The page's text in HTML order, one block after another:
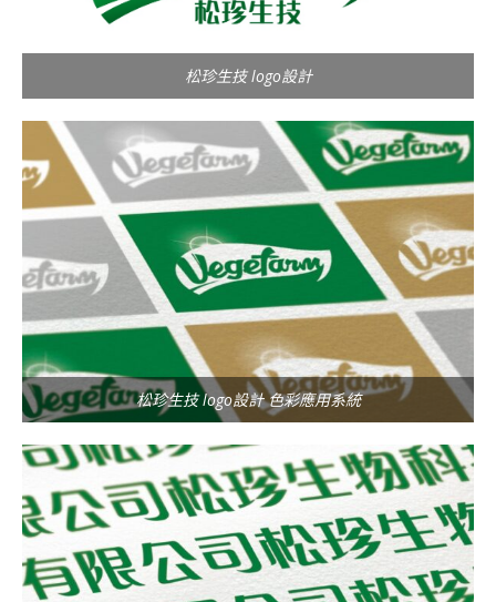
松珍生技 logo設計
松珍生技 logo設計 色彩應用系統